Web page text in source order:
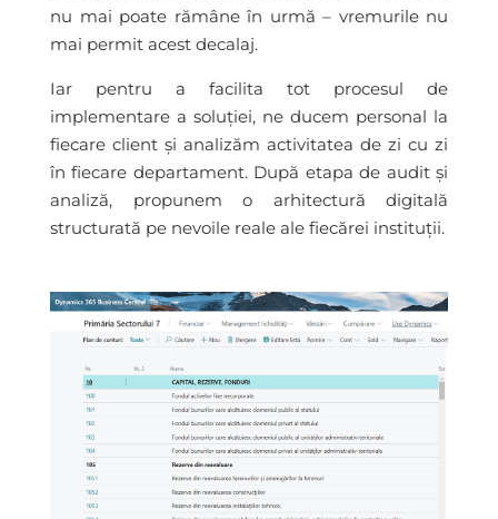
nu mai poate rămâne în urmă – vremurile nu
mai permit acest decalaj.
Iar pentru a facilita tot procesul de
implementare a soluției, ne ducem personal la
fiecare client și analizăm activitatea de zi cu zi
în fiecare departament. După etapa de audit și
analiză, propunem o arhitectură digitală
structurată pe nevoile reale ale fiecărei instituții.